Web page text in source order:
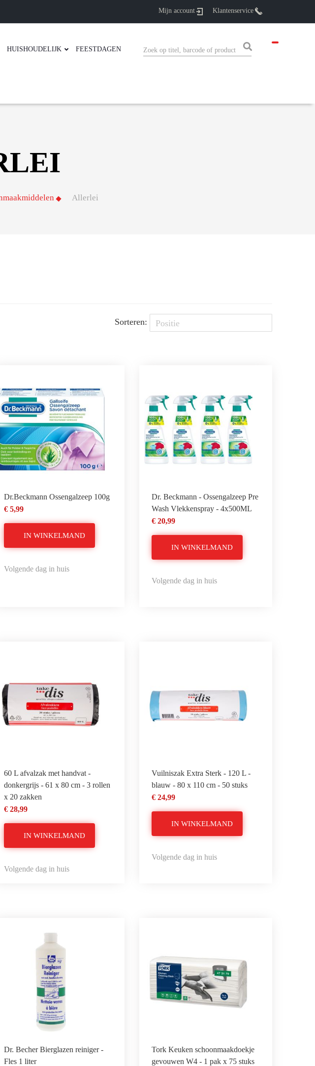
Mijn account Klantenservice
HUISHOUDELIJK FEESTDAGEN
Allerlei
Sorteren:
Dr.Beckmann Ossengalzeep 100g
€ 5,99
IN WINKELMAND
Volgende dag in huis
Dr. Beckmann - Ossengalzeep Pre
Wash Vlekkenspray - 4x500ML
€ 20,99
IN WINKELMAND
Volgende dag in huis
60 L afvalzak met handvat -
donkergrijs - 61 x 80 cm - 3 rollen
x 20 zakken
€ 28,99
IN WINKELMAND
Volgende dag in huis
Vuilniszak Extra Sterk - 120 L -
blauw - 80 x 110 cm - 50 stuks
€ 24,99
IN WINKELMAND
Volgende dag in huis
Dr. Becher Bierglazen reiniger -
Fles 1 liter
Tork Keuken schoonmaakdoekje
gevouwen W4 - 1 pak x 75 stuks